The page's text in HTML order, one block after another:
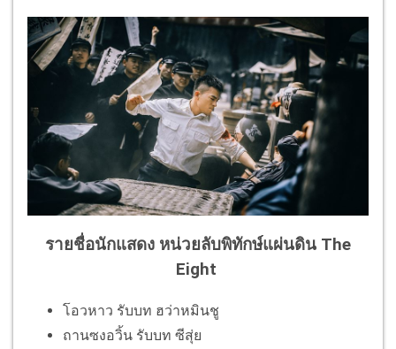
รายชื่อนักแสดง หน่วยลับพิทักษ์แผ่นดิน The
Eight
โอวหาว รับบท ฮว่าหมินชู
ถานซงอวิ้น รับบท ซีสุ่ย